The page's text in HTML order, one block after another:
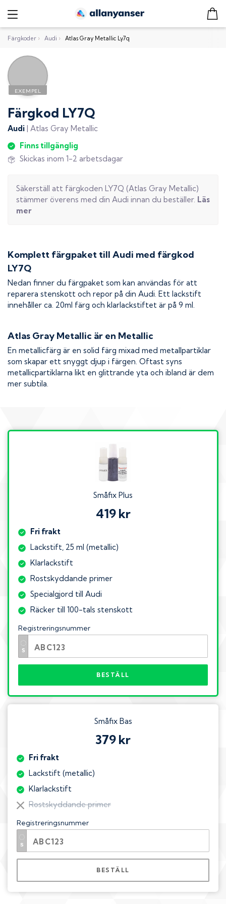
Färgkoder › Audi › Atlas Gray Metallic Ly7q
Färgkod LY7Q
Audi | Atlas Gray Metallic
Finns tillgänglig
Skickas inom 1-2 arbetsdagar
Säkerställ att färgkoden LY7Q (Atlas Gray Metallic)
stämmer överens med din Audi innan du beställer. Läs
mer
Komplett färgpaket till Audi med färgkod
LY7Q
Nedan finner du färgpaket som kan användas för att
reparera stenskott och repor på din Audi. Ett lackstift
innehåller ca. 20ml färg och klarlackstiftet är på 9 ml.
Atlas Gray Metallic är en Metallic
En metallicfärg är en solid färg mixad med metallpartiklar
som skapar ett snyggt djup i färgen. Oftast syns
metallicpartiklarna likt en glittrande yta och ibland är dem
mer subtila.
Småfix Plus
419 kr
Fri frakt
Lackstift, 25 ml (metallic)
Klarlackstift
Rostskyddande primer
Specialgjord till Audi
Räcker till 100-tals stenskott
Registreringsnummer
BESTÄLL
Småfix Bas
379 kr
Fri frakt
Lackstift (metallic)
Klarlackstift
Rostskyddande primer
Registreringsnummer
BESTÄLL